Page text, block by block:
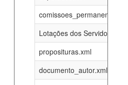
Lotações dos Servidores
proposituras.xml
documento_autor.xml
08-08-
12-05-